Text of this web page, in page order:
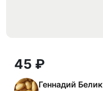
45 ₽
Геннадий Белик